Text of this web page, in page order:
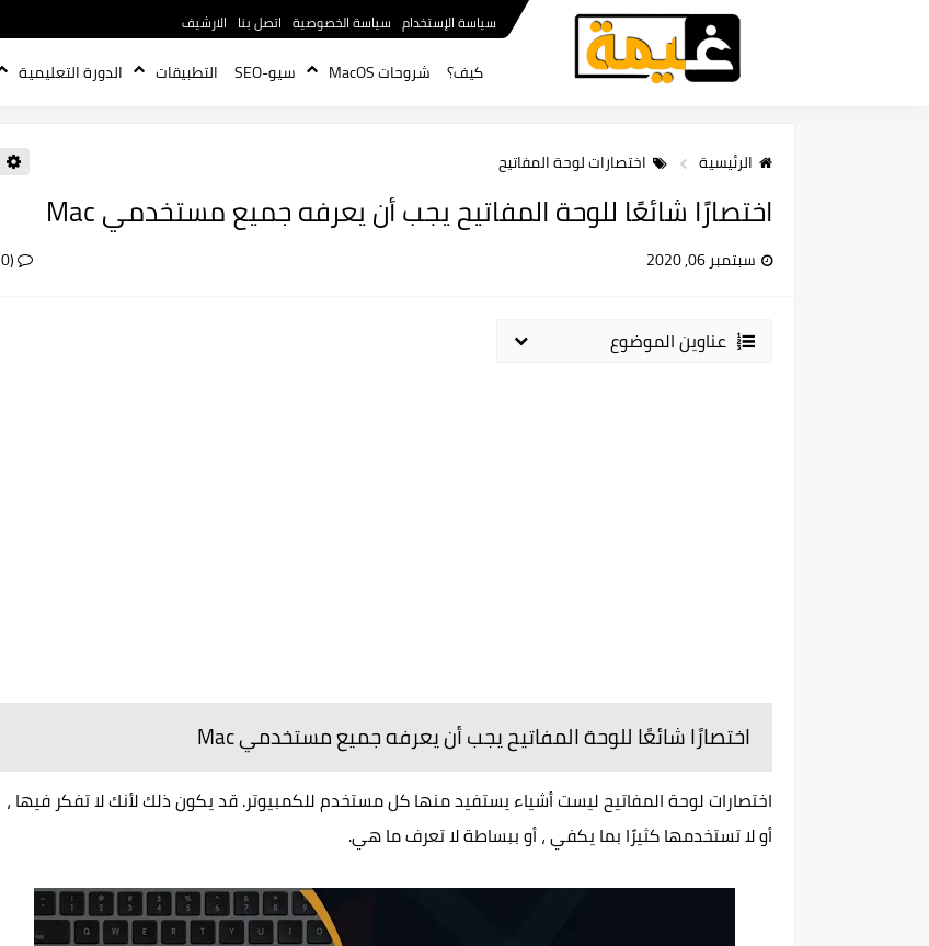
سياسة الإستخدام سياسة الخصوصية اتصل بنا الارشيف
كيف؟ شروحات MacOS سيو-SEO التطبيقات الدورة التعليمية
الرئيسية اختصارات لوحة المفاتيح
اختصارًا شائعًا للوحة المفاتيح يجب أن يعرفه جميع مستخدمي Mac
سبتمبر 06, 2020 (0)
عناوين الموضوع
اختصارًا شائعًا للوحة المفاتيح يجب أن يعرفه جميع مستخدمي Mac
اختصارات لوحة المفاتيح ليست أشياء يستفيد منها كل مستخدم للكمبيوتر. قد يكون ذلك لأنك لا تفكر فيها ،
أو لا تستخدمها كثيرًا بما يكفي ، أو ببساطة لا تعرف ما هي.